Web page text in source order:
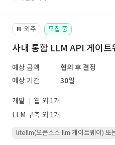
📔 외주 모집 중
사내 통합 LLM API 게이트
예상 금액
협의 후 결정
예상 기간
30일
개발
웹 외 1개
LLM 구축 외 1개
litellm(오픈소스 llm 게이트웨이) 또